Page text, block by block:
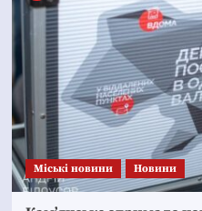
Mіські новини Новини